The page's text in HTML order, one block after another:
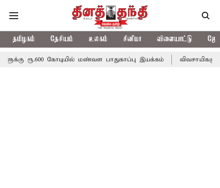
தமிழகம் தேசியம் உலகம் சினிமா விளையாட்டு
கோடியில் மண்வள பாதுகாப்பு இயக்கம் விவசாயிகளுக்கான இலவச